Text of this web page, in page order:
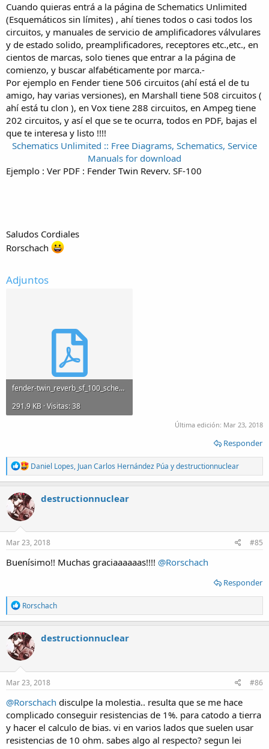
Cuando quieras entrá a la página de Schematics Unlimited
(Esquemáticos sin límites) , ahí tienes todos o casi todos los
circuitos, y manuales de servicio de amplificadores válvulares
y de estado solido, preamplificadores, receptores etc.,etc., en
cientos de marcas, solo tienes que entrar a la página de
comienzo, y buscar alfabéticamente por marca.-
Por ejemplo en Fender tiene 506 circuitos (ahí está el de tu
amigo, hay varias versiones), en Marshall tiene 508 circuitos (
ahí está tu clon ), en Vox tiene 288 circuitos, en Ampeg tiene
202 circuitos, y así el que se te ocurra, todos en PDF, bajas el
que te interesa y listo !!!!
Schematics Unlimited :: Free Diagrams, Schematics, Service
Manuals for download
Ejemplo : Ver PDF : Fender Twin Reverv. SF-100
Saludos Cordiales
Rorschach
Adjuntos
fender-twin_reverb_sf_100_schematic.pdf
291.9 KB · Visitas: 38
Última edición: Mar 23, 2018
Responder
R
e
a
c
t
i
n
Daniel Lopes, Juan Carlos Hernández Púa ydestructionnuclear
destructionnuclear
Mar 23, 2018 #85
Buenísimo!! Muchas graciaaaaaas!!!! @Rorschach
Responder
R
e
a
c
t
i
o
n
s
Rorschach
destructionnuclear
Mar 23, 2018 #86
@Rorschach disculpe la molestia.. resulta que se me hace
complicado conseguir resistencias de 1%. para catodo a tierra
y hacer el calculo de bias. vi en varios lados que suelen usar
resistencias de 10 ohm. sabes algo al respecto? segun lei